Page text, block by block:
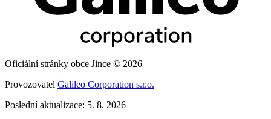
Oficiální stránky obce Jince © 2026
Provozovatel Galileo Corporation s.r.o.
Poslední aktualizace: 5. 8. 2026